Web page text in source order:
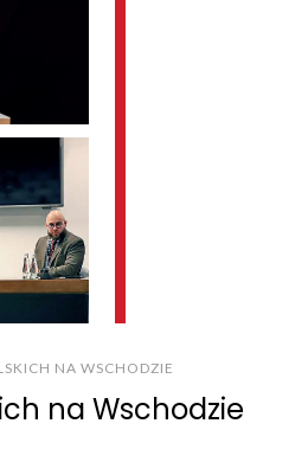
NA WSCHODZIE
na Wschodzie